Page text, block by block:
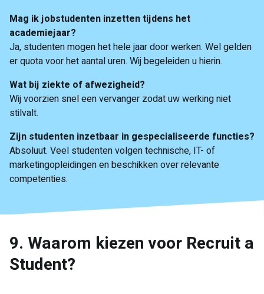
Mag ik jobstudenten inzetten tijdens het
academiejaar?
Ja, studenten mogen het hele jaar door werken. Wel gelden
er quota voor het aantal uren. Wij begeleiden u hierin.
Wat bij ziekte of afwezigheid?
Wij voorzien snel een vervanger zodat uw werking niet
stilvalt.
Zijn studenten inzetbaar in gespecialiseerde functies?
Absoluut. Veel studenten volgen technische, IT- of
marketingopleidingen en beschikken over relevante
competenties.
9. Waarom kiezen voor Recruit a
Student?